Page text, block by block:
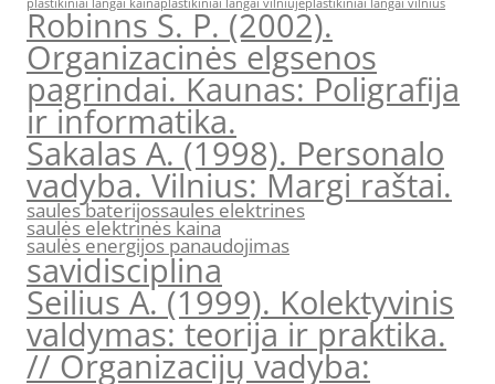
plastikiniai langai kainaplastikiniai langai vilniujeplastikiniai langai vilnius
Robinns S. P. (2002).
Organizacinės elgsenos
pagrindai. Kaunas: Poligrafija
ir informatika.
Sakalas A. (1998). Personalo
vadyba. Vilnius: Margi raštai.
saules baterijossaules elektrines
saulės elektrinės kaina
saulės energijos panaudojimas
savidisciplina
Seilius A. (1999). Kolektyvinis
valdymas: teorija ir praktika.
// Organizacijų vadyba: